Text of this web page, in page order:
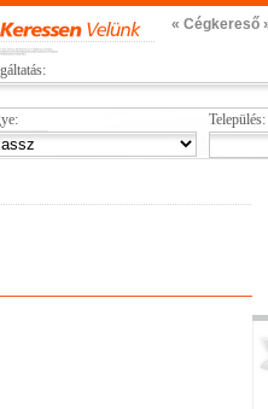
« Cégkereső
Település: